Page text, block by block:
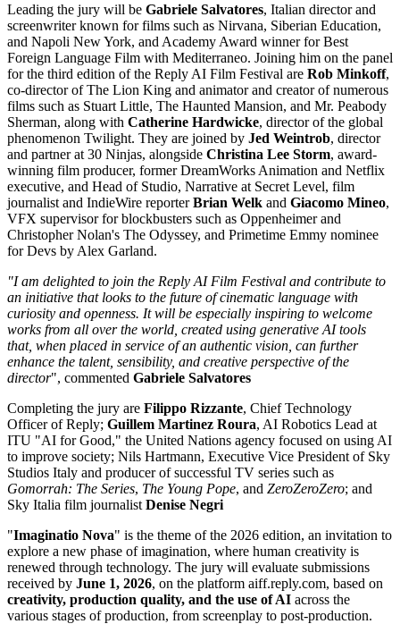
Leading the jury will be Gabriele Salvatores, Italian director and
screenwriter known for films such as Nirvana, Siberian Education,
and Napoli New York, and Academy Award winner for Best
Foreign Language Film with Mediterraneo. Joining him on the panel
for the third edition of the Reply AI Film Festival are Rob Minkoff,
co-director of The Lion King and animator and creator of numerous
films such as Stuart Little, The Haunted Mansion, and Mr. Peabody
Sherman, along with Catherine Hardwicke, director of the global
phenomenon Twilight. They are joined by Jed Weintrob, director
and partner at 30 Ninjas, alongside Christina Lee Storm, award-
winning film producer, former DreamWorks Animation and Netflix
executive, and Head of Studio, Narrative at Secret Level, film
journalist and IndieWire reporterBrian Welk and Giacomo Mineo,
VFX supervisor for blockbusters such as Oppenheimer and
Christopher Nolan's The Odyssey, and Primetime Emmy nominee
for Devs by Alex Garland.
"I am delighted to join the Reply AI Film Festival and contribute to
an initiative that looks to the future of cinematic language with
curiosity and openness. It will be especially inspiring to welcome
works from all over the world, created using generative AI tools
that, when placed in service of an authentic vision, can further
enhance the talent, sensibility, and creative perspective of the
director", commented Gabriele Salvatores
Completing the jury are Filippo Rizzante, Chief Technology
Officer of Reply; Guillem Martinez Roura, AI Robotics Lead at
ITU "AI for Good," the United Nations agency focused on using AI
to improve society; Nils Hartmann, Executive Vice President of Sky
Studios Italy and producer of successful TV series such as
Gomorrah: The Series, The Young Pope, and ZeroZeroZero; and
Sky Italia film journalist Denise Negri
"Imaginatio Nova" is the theme of the 2026 edition, an invitation to
explore a new phase of imagination, where human creativity is
renewed through technology. The jury will evaluate submissions
received by June 1, 2026, on the platform aiff.reply.com, based on
creativity, production quality, and the use of AI across the
various stages of production, from screenplay to post-production.